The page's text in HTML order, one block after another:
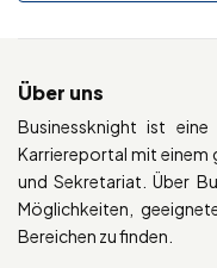
Über uns
Businessknight ist
Karriereportal mit
und Sekretariat. Über
Möglichkeiten,
Bereichen zu finden.